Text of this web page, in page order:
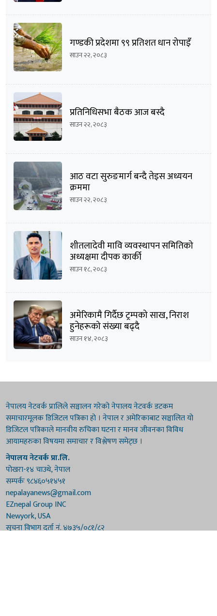
गण्डकी प्रदेशमा ९९ प्रतिशत धान रोपाइँ
साउन २२, २०८३
प्रतिनिधिसभा बैठक आज बस्दै
साउन २२, २०८३
आठ वटा सुरुङमार्ग बन्दै तेइस अध्ययन
क्रममा
साउन २२, २०८३
शीतलादेवी मावि व्यवस्थापन समितिको
अध्यक्षमा दीपक कार्की
साउन १८, २०८३
अमेरिकामै गिर्दैछ ट्रम्पको साख, निराश
हुनेहरूको संख्या बढ्दै
साउन १४, २०८३
नेपालय नेटवर्क प्रालिले सञ्चालन गरेको नेपालय नेटवर्क डटकम
समाचारमूलक डिजिटल पत्रिका हो । नेपाल र अमेरिकाबाट सञ्चालित यो
डिजिटल पत्रिकाले मानवीय रुचिका घटना र मानव जीवनका विविध
आयामहरुका विषयमा समाचार र विश्लेषण समेट्छ ।
नेपालय नेटवर्क प्रा.लि.
पोखरा-१४ चाउथे, नेपाल
सम्पर्कः ९८४६०५१४५१
nepalayanews@gmail.com
EZnepal Group INC
Newyork, USA
सूचना विभाग दर्ता नं. ४७३५/०८१/८२